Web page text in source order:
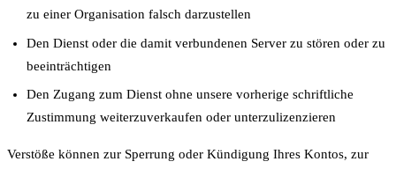
zu einer Organisation falsch darzustellen
Den Dienst oder die damit verbundenen Server zu stören oder zu
beeinträchtigen
Den Zugang zum Dienst ohne unsere vorherige schriftliche
Zustimmung weiterzuverkaufen oder unterzulizenzieren
Verstöße können zur Sperrung oder Kündigung Ihres Kontos, zur